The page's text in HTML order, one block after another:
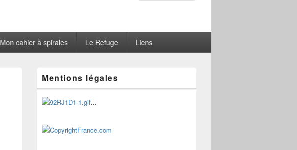
Mon cahier à spirales Le Refuge Liens
principale
de
widget
pour
barre
latérale
Mentions légales
...